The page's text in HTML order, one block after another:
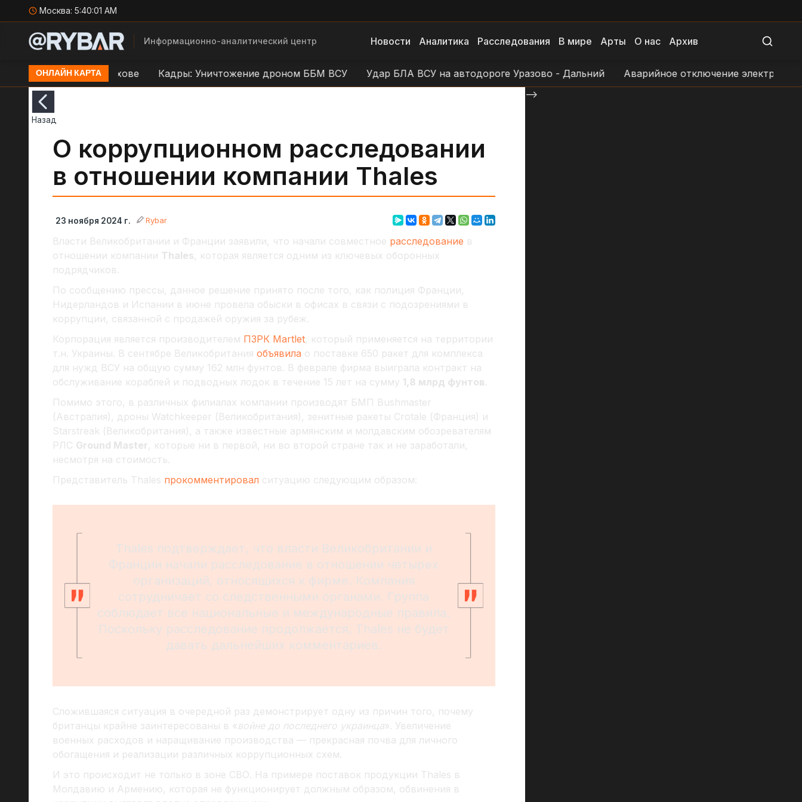
Москва: 5:40:02 AM
Информационно-аналитический центр Новости Аналитика Расследования В мире Арты О нас Архив
ОНЛАЙН КАРТА
ВСУ в Орехове Кадры: Уничтожение дроном ББМ ВСУ Удар БЛА ВСУ на автодороге Уразово - Дальний Аварийное отключение
Назад
О коррупционном расследовании
в отношении компании Thales
23 ноября 2024 г. Rybar
Власти Великобритании и Франции заявили, что начали совместное расследование в
отношении компании Thales, которая является одним из ключевых оборонных
подрядчиков.
По сообщению прессы, данное решение принято после того, как полиция Франции,
Нидерландов и Испании в июне провела обыски в офисах в связи с подозрениями в
коррупции, связанной с продажей оружия за рубеж.
Корпорация является производителем ПЗРК Martlet, который применяется на территории
т.н. Украины. В сентябре Великобритания объявила о поставке 650 ракет для комплекса
для нужд ВСУ на общую сумму 162 млн фунтов. В феврале фирма выиграла контракт на
обслуживание кораблей и подводных лодок в течение 15 лет на сумму 1,8 млрд фунтов.
Помимо этого, в различных филиалах компании производят БМП Bushmaster
(Австралия), дроны Watchkeeper (Великобритания), зенитные ракеты Crotale (Франция) и
Starstreak (Великобритания), а также известные армянским и молдавским обозревателям
РЛС Ground Master, которые ни в первой, ни во второй стране так и не заработали,
несмотря на стоимость.
Представитель Thales прокомментировал ситуацию следующим образом:
Thales подтверждает, что власти Великобритании и
Франции начали расследование в отношении четырех
организаций, относящихся к фирме. Компания
сотрудничает со следственными органами. Группа
соблюдает все национальные и международные правила.
Поскольку расследование продолжается, Thales не будет
давать дальнейших комментариев.
Сложившаяся ситуация в очередной раз демонстрирует одну из причин того, почему
британцы крайне заинтересованы в «войне до последнего украинца». Увеличение
военных расходов и наращивание производства — прекрасная почва для личного
обогащения и реализации различных коррупционных схем.
И это происходит не только в зоне СВО. На примере поставок продукции Thales в
Молдавию и Армению, которая не функционирует должным образом, обвинения в
-->